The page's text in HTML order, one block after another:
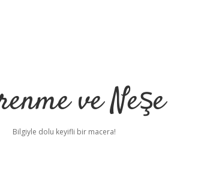
ve Neşe
Bilgiyle dolu keyifli bir macera!